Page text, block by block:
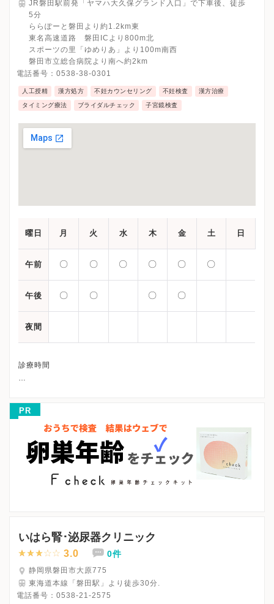
JR磐田駅前発「ヤマハ大久保グランド入口」で下車後、徒歩
5分
ららぽーと磐田より約1.2km東
東名高速道路 磐田ICより800m北
スポーツの里「ゆめりあ」より100m南西
磐田市立総合病院より南へ約2km
電話番号： 0538-38-0301
人工授精 漢方処方 不妊カウンセリング 不妊検査 漢方治療
タイミング療法 ブライダルチェック 子宮鏡検査
曜日 月 火 水 木 金 土 日
午前 〇 〇 〇 〇 〇 〇
午後 〇 〇 〇 〇
夜間
診療時間
午後：14:30～17:30
PR
いはら腎･泌尿器クリニック
3.0 0件
静岡県磐田市大原775
東海道本線「磐田駅」より徒歩30分.
電話番号： 0538-21-2575